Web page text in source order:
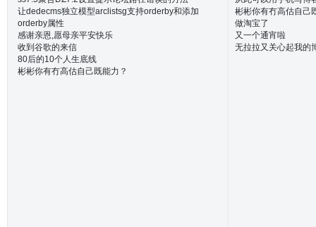
让dedecms独立模型arclistsg支持orderby和添加
orderby属性
感谢亲恩,愿母亲平安快乐
收到谷歌的来信
80后的10个人生底线
彬彬你有冇高估自己既能力？
彬彬你有冇高估自己
做淘宝了
又一个通宵啦
无拉拉又关心起我的